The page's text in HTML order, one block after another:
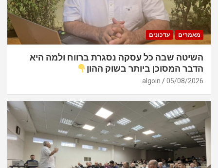
מאמרים עדכונים
השיטה שבה כל עסקה נסגרת ברווח ולמה היא
הדבר המסוכן ביותר בשוק ההון
05/08/2026
algoin